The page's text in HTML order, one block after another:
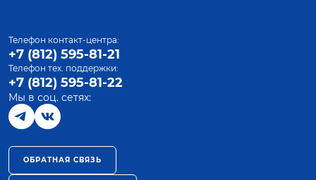
Телефон контакт-центра:
+7 (812) 595-81-21
Телефон тех. поддержки:
+7 (812) 595-81-22
Мы в соц. сетях:
ОБРАТНАЯ СВЯЗЬ